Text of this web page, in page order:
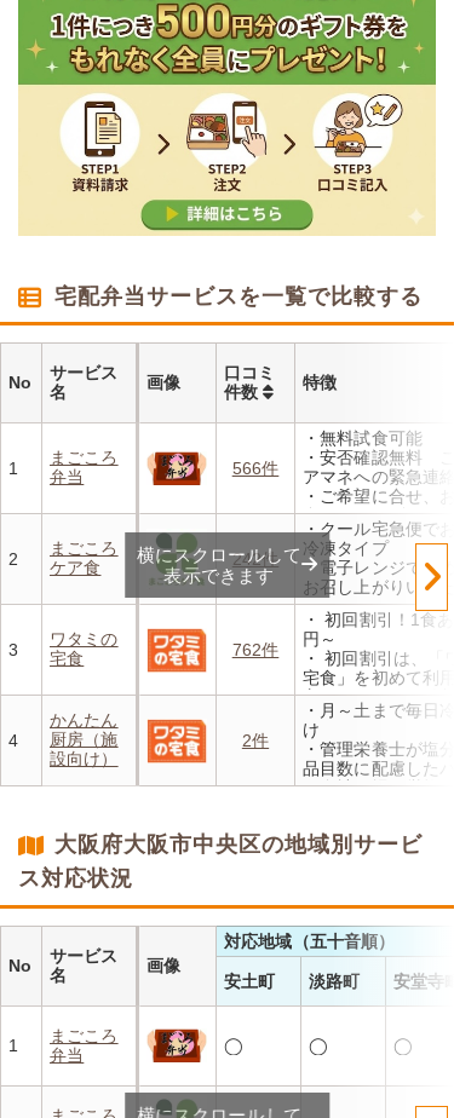
宅配弁当サービスを一覧で比較する
No
サービス
名
画像
口コミ
件数
特徴
1
まごころ
弁当
566件
・無料試食可能
・安否確認無料 ご
アマネへの緊急連絡
・ご希望に合せ、
食、アレルギーに無
・1回だけ、1食だ
もOK
2
まごころ
ケア食
242件
・クール宅急便で
冷凍タイプ
・電子レンジで温
お召し上がりいただ
・メニューの組み
理栄養士にお任せ
・定期は通常価格
んと20％OFF！
3
ワタミの
宅食
762件
・ 初回割引！1食
円～
・ 初回割引は、「
宅食」を初めて利用
方、または6か月以
お休みされている
なります。※「好い
ず」「好い日の御
外
・日替わりの献立
らご利用可能
4
かんたん
厨房（施
設向け）
2件
・月～土まで毎日
け
・管理栄養士が塩
品目数に配慮した
・自社工場で厳格
減を実現！温める
横にスクロールして
表示できます
大阪府大阪市中央区の地域別サービ
ス対応状況
No
サービス
名
画像
対応地域（五十音順）
安土町 淡路町 安堂寺町
1
まごころ
弁当
◯ ◯ ◯